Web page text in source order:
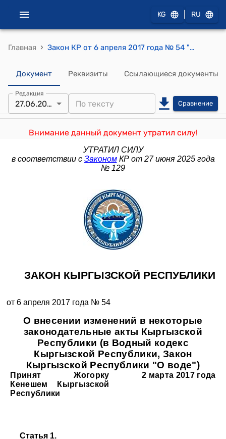
KG RU
Главная › Закон КР от 6 апреля 2017 года № 54 "О внесении изменений в некоторые законодательные акты Кыргызской Республики (в Водный кодекс Кыргызской Республики, Закон Кыргызской Республики "О воде")"
Документ Реквизиты Ссылающиеся документы
Редакция
27.06.2025 Сравнение
Внимание данный документ утратил силу!